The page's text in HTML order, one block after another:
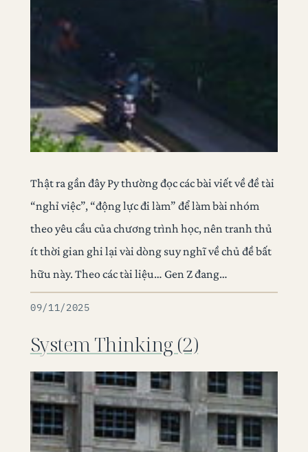
Thật ra gần đây Py thường đọc các bài viết về đề tài
“nghỉ việc”, “động lực đi làm” để làm bài nhóm
theo yêu cầu của chương trình học, nên tranh thủ
ít thời gian ghi lại vài dòng suy nghĩ về chủ đề bất
hữu này. Theo các tài liệu… Gen Z đang…
09/11/2025
System Thinking (2)